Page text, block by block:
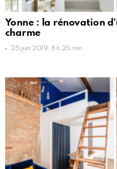
Yonne : la rénovation
charme
25 juin 2019, 8 h 25 min